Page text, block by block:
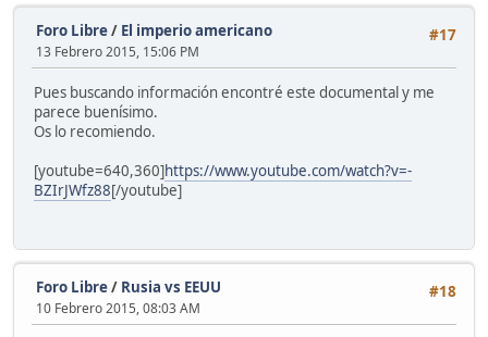
#17
Foro Libre/ El imperio americano
13 Febrero 2015, 15:06 PM
Pues buscando información encontré este documental y me
parece buenísimo.
Os lo recomiendo.
[youtube=640,360]https://www.youtube.com/watch?v=-
BZIrJWfz88[/youtube]
#18
Foro Libre/ Rusia vs EEUU
10 Febrero 2015, 08:03 AM